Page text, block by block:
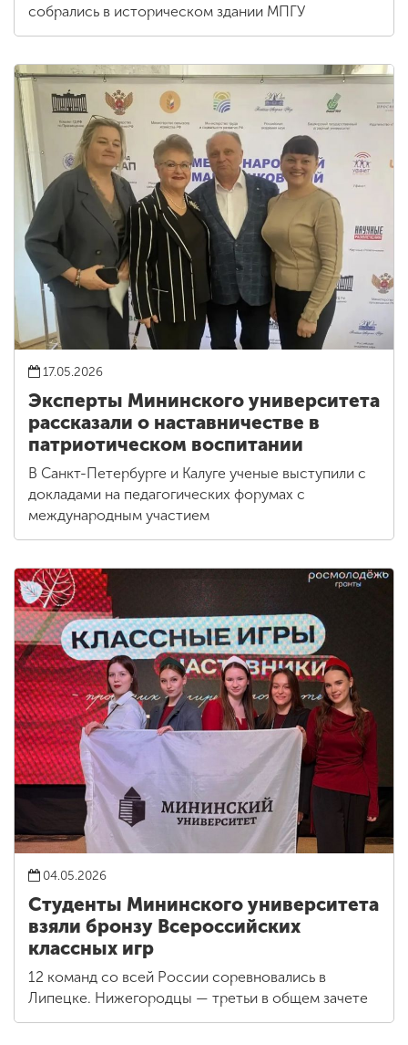
собрались в историческом здании МПГУ
17.05.2026
Эксперты Мининского университета
рассказали о наставничестве в
патриотическом воспитании
В Санкт-Петербурге и Калуге ученые выступили с
докладами на педагогических форумах с
международным участием
04.05.2026
Студенты Мининского университета
взяли бронзу Всероссийских
классных игр
12 команд со всей России соревновались в
Липецке. Нижегородцы — третьи в общем зачете